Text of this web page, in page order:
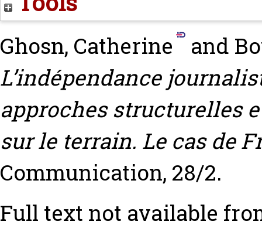
Ghosn, Catherine and
L’indépendance
approches structurelles
sur le terrain. Le cas de
Communication, 28/2.
Full text not available